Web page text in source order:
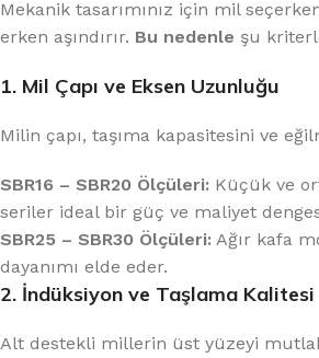
Mekanik tasarımınız için mil
erken aşındırır. Bu nedenle şu
1. Mil Çapı ve Eksen Uzunluğu
Milin çapı, taşıma kapasitesini ve
SBR16 – SBR20 Ölçüleri: Küçük ve
seriler ideal bir güç ve maliyet
SBR25 – SBR30 Ölçüleri: Ağır kafa
dayanımı elde eder.
2. İndüksiyon ve Taşlama Kalitesi
Alt destekli millerin üst yüzeyi